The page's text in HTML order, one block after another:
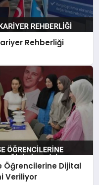
Rehberliği
Öğrencilerine Dijital
Veriliyor